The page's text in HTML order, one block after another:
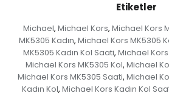
Etiketler
Michael, Michael Kors, Michael Kors
MK5305 Kadın, Michael Kors MK5305
MK5305 Kadın Kol Saati, Michael Kors
Michael Kors MK5305 Kol, Michael
Michael Kors MK5305 Saati, Michael
Kadın Kol, Michael Kors Kadın Kol